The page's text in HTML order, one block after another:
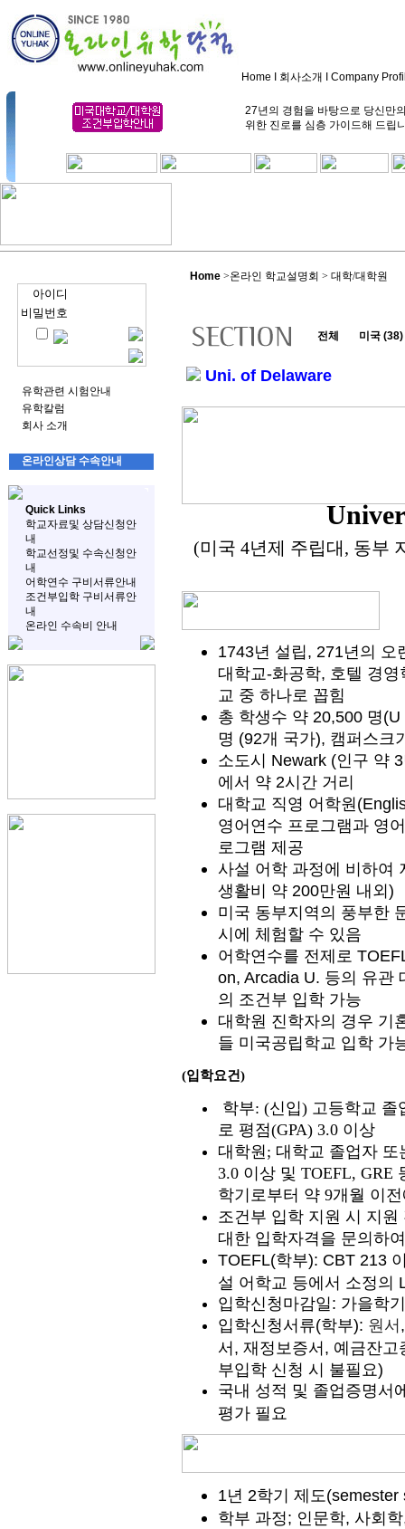
Home 회사소개 Company
27년의 경험을 바탕으로 당신만
위한 진로를 심층 가이드해 드립
아이디
비밀번호
유학관련 시험안내
유학칼럼
회사 소개
온라인상담 수속안내
Quick Links
학교자료및 상담신청안
내
학교선정및 수속신청안
내
어학연수 구비서류안내
조건부입학 구비서류안
내
온라인 수속비 안내
Home >온라인 학교설명회 > 대학/대학원
전체 미국 (38)
Uni. of Delaware
(미국 4년제 주립대, 동부
1743년 설립, 271년의 오
대학교-화공학, 호텔 경
교 중 하나로 꼽힘
총 학생수 약 20,500 명
명 (92개 국가), 캠퍼스크
소도시 Newark (인구 약
에서 약 2시간 거리
대학교 직영 어학원
영어연수 프로그램과 영
로그램 제공
사설 어학 과정에 비하여
생활비 약 200만원 내외)
미국 동부지역의 풍부한
시에 체험할 수 있음
어학연수를 전제로
on, Arcadia U. 등의 유관
의 조건부 입학 가능
대학원 진학자의 경우 기
들 미국공립학교 입학 가
(입학요건)
학부: (신입) 고등학교 졸
로 평점(GPA) 3.0 이상
대학원 ; 대학교 졸업자 또
3.0 이상 및 TOEFL, GRE
학기로부터 약 9개월 이
조건부 입학 지원 시 지
대한 입학자격을 문의하
TOEFL(학부): CBT 213
설 어학교 등에서 소정의
입학신청마감일: 가을학
입학신청서류(학부): 원서
서, 재정보증서, 예금잔
부입학 신청 시 불필요)
국내 성적 및 졸업증명서
평가 필요
1년 2학기 제도
학부 과정; 인문학, 사회